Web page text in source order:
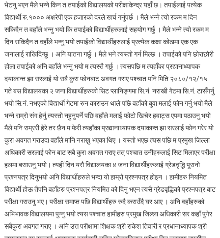
भेटनु भएन मैले भन्ने किन त तपाईको विद्यालयको परीक्षाकेन्द्र यहाँ छ। तपाईलाई पत्येक
विद्यार्थी रु.१००० अक्षरेपी एक हजारको दरले खर्च गर्नुपर्छ । मैले भन्ने त्यो रकम म दिन
सकिदैन त वहाँले भन्नु भयो कि तपाईको विद्यार्थीहरुलाई सहयोग गर्छु । मैले भन्ने त्यो रकम म
दिन सकिदैन त वहाँले भन्नु भयो तपाईको विद्यार्थीहरुलाई प्रत्येक कक्षा कोठामा एक एक
जनालाई राखिदिन्छु । अनि यातना गर्छु । मैले भने त्यस्तो गर्न मिल्छ । तपाईको पनि छोराछोरी
होला तपाईको अनि वहाँले भन्नु भयो म त्यस्तै गर्छु । त्यसपछि म त्यहाँका प्रद्यानाध्यापक
दयाकान्त झा सरलाई यो सबै कुरा फोनबाट अवगत गराए पश्चात पनि मिति २०८०/१२/१५
गते बस विद्यालयका २ जना विद्यार्थीहरुको सिट प्लानिङ्गमा सि.नं. नराखी गेटमा सि.नं. टासँगर्नु
भयो सि.नं. नभएको विद्यार्थी गेटमा रुन काराउन थाले पछि वहाँको बुवा मलाई फोन गर्नु भयो मैले
भन्ने राम्रो संग हेर्नु त्यस्तो नहुनुपर्ने पछि वहाँले मलाई फोटो खिचेर हवाट्स एपमा पठाउनु भयो
मैले पनि राम्ररी हेरे तर छैन म फेरी त्यहाँका प्रद्यानाध्यापक दयाकान्त झा सरलाई फोन गरेर यो
कुरा अवगत गराउदा वहाँले मानि नराख्नु भएका थिए । यस्तो भएछ त्यस पछि म प्रमुख जिल्ला
अधिकारी सरलाई फोन बाट सबै कुरा अवगत गराए तत् पश्चात उनीहरुलाई सिट मिलाएर परीक्षा
हलमा बसाउनु भयो। त्यहीं दिन यसै विद्यालयका ४ जना विद्यार्थीहरुलाई ग्रेडवृद्धि पूरानो
प्रश्नपत्र दिनुभयो अनि विद्यार्थीहरुले भन्दा यो हाम्रो प्रश्नपत्र होइन । हामीहरु नियमित
विद्यार्थी होऊ तैपनि वहाँहरु प्रश्नपत्र नियमित को दिनु भएन त्यसै ग्रेडवृ‌द्धिको प्रश्नपत्र बाट
परीक्षा गराउनु भए। परीक्षा समाप्त पछि विद्यार्थीहरु रुदै कराउँदै घर आए । अनि वहाँहरुको
अभिभावक विद्यालयमा पुग्नु भयो त्यस पश्चात हामीहरु प्रमुख जिल्ला अधिकारी सर कहाँ पुगेर
सबैकुरा अवगत गराए । अनि उत्त परीक्षामा शिक्षक श्री राकेश तिवारी र प्रधानाध्यापक श्री